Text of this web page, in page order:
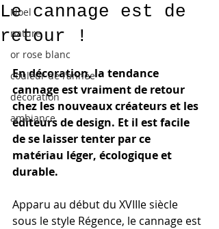
Noel
nature
or rose blanc
couleur de l'année
décoration
ambiance
Le cannage est de
retour !
En décoration, la tendance
cannage est vraiment de retour
chez les nouveaux créateurs et les
éditeurs de design. Et il est facile
de se laisser tenter par ce
matériau léger, écologique et
durable.
Apparu au début du XVIIIe siècle
sous le style Régence, le cannage est